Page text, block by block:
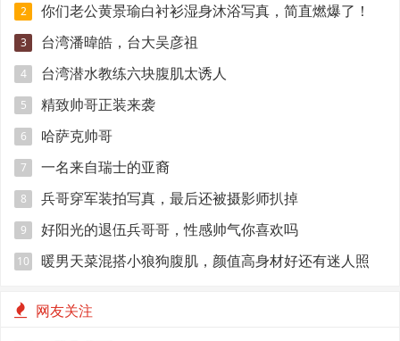
2 你们老公黄景瑜白衬衫湿身沐浴写真，简直燃爆了！
3 台湾潘暐皓，台大吴彦祖
4 台湾潜水教练六块腹肌太诱人
5 精致帅哥正装来袭
6 哈萨克帅哥
7 一名来自瑞士的亚裔
8 兵哥穿军装拍写真，最后还被摄影师扒掉
9 好阳光的退伍兵哥哥，性感帅气你喜欢吗
10 暖男天菜混搭小狼狗腹肌，颜值高身材好还有迷人照
网友关注